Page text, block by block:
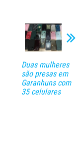
Duas mulheres
são presas em
Garanhuns com
35 celulares